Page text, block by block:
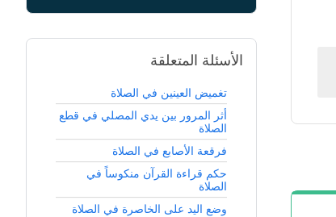
الأسئلة المتعلقة
تغميض العينين في الصلاة
أثر المرور بين يدي المصلي في قطع
الصلاة
فرقعة الأصابع في الصلاة
حكم قراءة القرآن منكوساً في
الصلاة
وضع اليد على الخاصرة في الصلاة